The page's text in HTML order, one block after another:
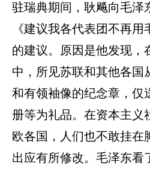
驻瑞典期间，耿飚向毛泽
《建议我各代表团不再用
的建议。原因是他发现，
中，所见苏联和其他各国
和有领袖像的纪念章，仅
册等为礼品。在资本主义
欧各国，人们也不敢挂在
出应有所修改。毛泽东看